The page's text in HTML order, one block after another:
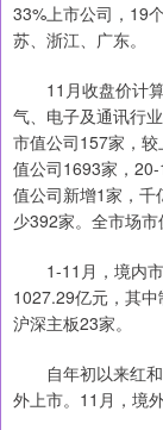
33%上市公司，19
苏、浙江、广东。
11月收盘价计算
气、电子及通讯行
市值公司157家，
值公司1693家，
值公司新增1家，
少392家。全市场市
1-11月，境内市
1027.29亿元，其
沪深主板23家。
自年初以来红和
外上市。11月，境